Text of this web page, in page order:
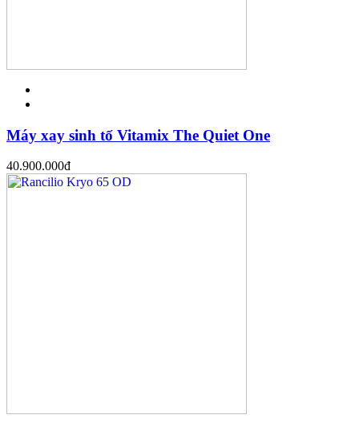
Máy xay sinh tố Vitamix The Quiet One
40.900.000đ